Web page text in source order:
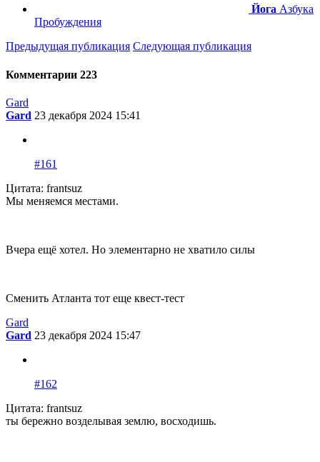
Йога Азбука
Пробуждения
Предыдущая публикация Следующая публикация
Комментарии 223
Gard
Gard 23 декабря 2024 15:41
#161
Цитата: frantsuz
Мы меняемся местами.
Вчера ещё хотел. Но элементарно не хватило силы
Сменить Атланта тот еще квест-тест
Gard
Gard 23 декабря 2024 15:47
#162
Цитата: frantsuz
ты бережно возделывая землю, восходишь.